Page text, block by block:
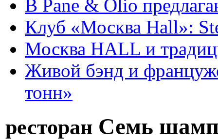
В Pane & Olio
Клуб «Москва Hall»:
Москва HALL и
Живой бэнд и
тонн»
ресторан Семь